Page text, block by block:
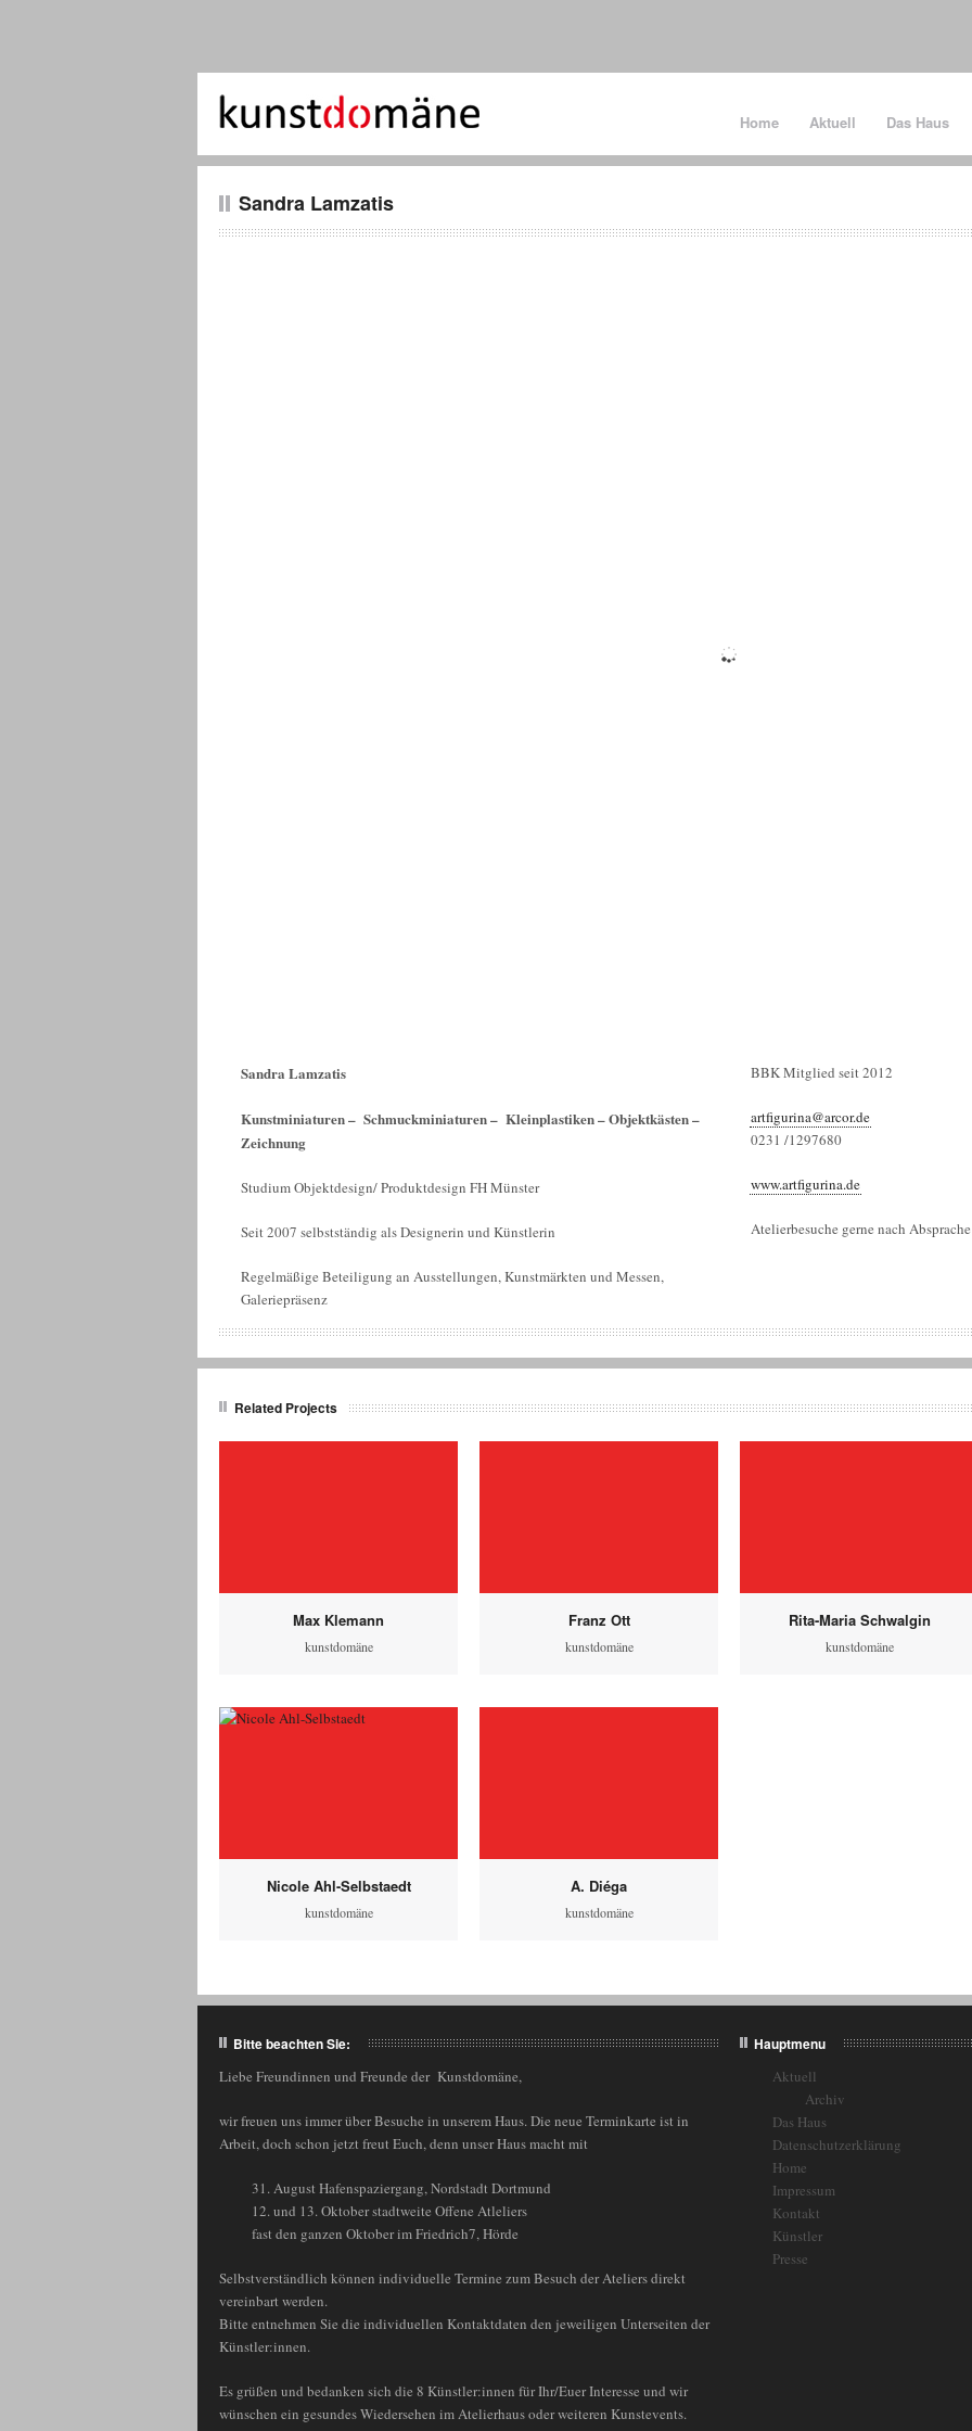
Home Aktuell Das Haus
Sandra Lamzatis
Sandra Lamzatis
Kunstminiaturen – Schmuckminiaturen – Kleinplastiken – Objektkästen –
Zeichnung
Studium Objektdesign/ Produktdesign FH Münster
Seit 2007 selbstständig als Designerin und Künstlerin
Regelmäßige Beteiligung an Ausstellungen, Kunstmärkten und Messen,
Galeriepräsenz
BBK Mitglied seit 2012
artfigurina@arcor.de
0231 /1297680
www.artfigurina.de
Atelierbesuche gerne nach
Related Projects
Max Klemann
kunstdomäne
Franz Ott
kunstdomäne
Rita-Maria Schwalgin
kunstdomäne
Nicole Ahl-Selbstaedt
kunstdomäne
A. Diéga
kunstdomäne
Bitte beachten Sie:
Liebe Freundinnen und Freunde der Kunstdomäne,
wir freuen uns immer über Besuche in unserem Haus. Die neue Terminkarte ist in
Arbeit, doch schon jetzt freut Euch, denn unser Haus macht mit
31. August Hafenspaziergang, Nordstadt Dortmund
12. und 13. Oktober stadtweite Offene Atleliers
fast den ganzen Oktober im Friedrich7, Hörde
Selbstverständlich können individuelle Termine zum Besuch der Ateliers direkt
vereinbart werden.
Bitte entnehmen Sie die individuellen Kontaktdaten den jeweiligen Unterseiten der
Künstler:innen.
Es grüßen und bedanken sich die 8 Künstler:innen für Ihr/Euer Interesse und wir
wünschen ein gesundes Wiedersehen im Atelierhaus oder weiteren Kunstevents.
Hauptmenu
Aktuell
Archiv
Das Haus
Datenschutzerklärung
Home
Impressum
Kontakt
Künstler
Presse